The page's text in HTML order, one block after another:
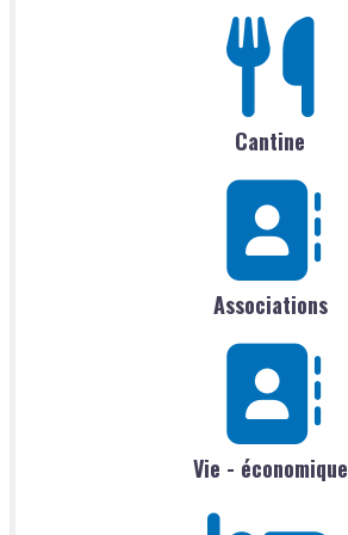
Cantine
Associations
Vie - économique